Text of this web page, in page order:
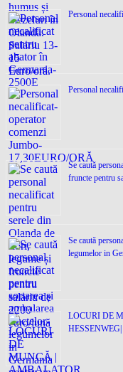
Personal
Personal
Se caută
fruncte pentru
Se caută
legumelor in
LOCURI DE